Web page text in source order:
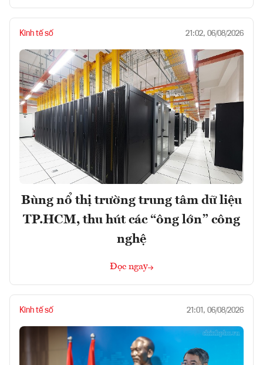
Kinh tế số 21:02, 06/08/2026
Bùng nổ thị trường trung tâm dữ liệu
TP.HCM, thu hút các “ông lớn” công
nghệ
Đọc ngay
Kinh tế số 21:01, 06/08/2026